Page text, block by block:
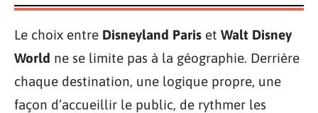
Le choix entre Disneyland Paris et Walt Disney
World ne se limite pas à la géographie. Derrière
chaque destination, une logique propre, une
façon d’accueillir le public, de rythmer les